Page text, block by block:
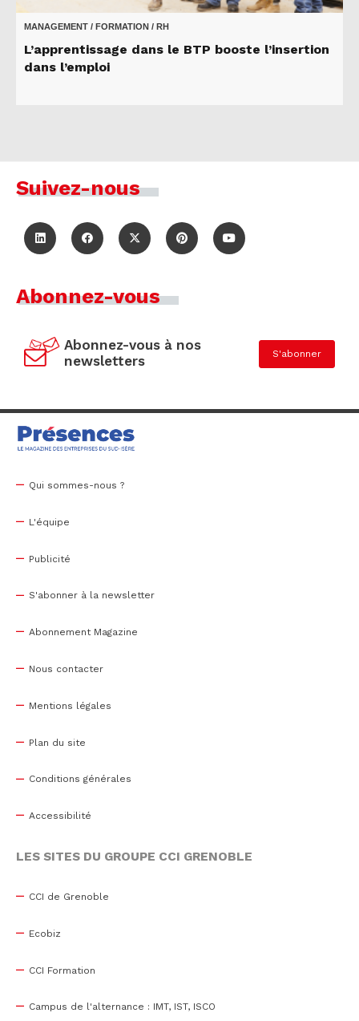
MANAGEMENT / FORMATION / RH
L’apprentissage dans le BTP booste l’insertion
dans l’emploi
Suivez-nous
Abonnez-vous
Abonnez-vous à nos
newsletters
S'abonner
Qui sommes-nous ?
L'équipe
Publicité
S'abonner à la newsletter
Abonnement Magazine
Nous contacter
Mentions légales
Plan du site
Conditions générales
Accessibilité
LES SITES DU GROUPE CCI GRENOBLE
CCI de Grenoble
Ecobiz
CCI Formation
Campus de l'alternance : IMT, IST, ISCO